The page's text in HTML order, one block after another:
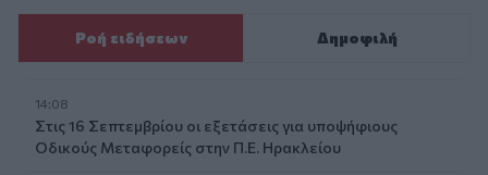
Ροή ειδήσεων Δημοφιλή
14:08
Στις 16 Σεπτεμβρίου οι εξετάσεις για υποψήφιους
Οδικούς Μεταφορείς στην Π.Ε. Ηρακλείου